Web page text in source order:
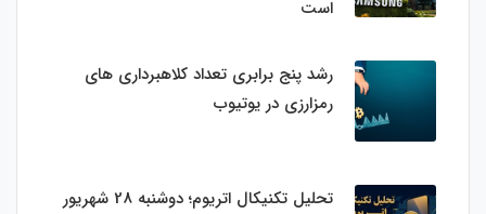
است
رشد پنج برابری تعداد کلاهبرداری های
رمزارزی در یوتیوب
تحلیل تکنیکال اتریوم؛ دوشنبه 28 شهریور